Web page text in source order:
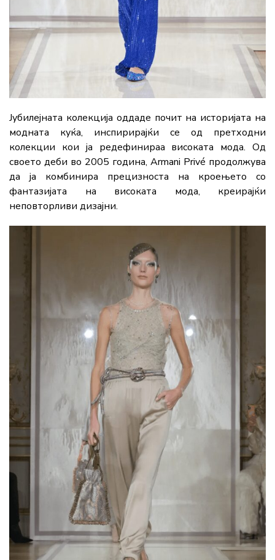
Јубилејната колекција оддаде почит на историјата на
модната куќа, инспирирајќи се од претходни
колекции кои ја редефинираа високата мода. Од
своето деби во 2005 година, Armani Privé продолжува
да ја комбинира прецизноста на кроењето со
фантазијата на високата мода, креирајќи
неповторливи дизајни.